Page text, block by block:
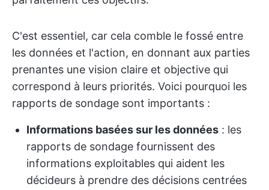
C'est essentiel, car cela comble le fossé entre
les données et l'action, en donnant aux parties
prenantes une vision claire et objective qui
correspond à leurs priorités. Voici pourquoi les
rapports de sondage sont importants :
Informations basées sur les données : les
rapports de sondage fournissent des
informations exploitables qui aident les
décideurs à prendre des décisions centrées